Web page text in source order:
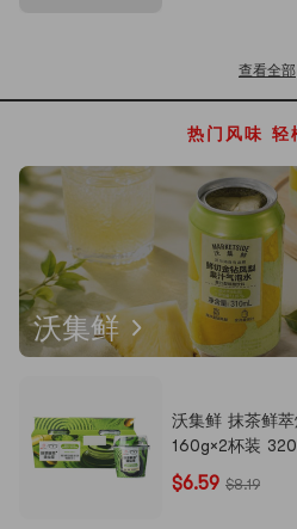
查看全部
热门风味 轻
沃集鲜
沃集鲜 抹茶鲜
160g×2杯装
脂】【夏日必备
脑袋】
$6.59 $8.19